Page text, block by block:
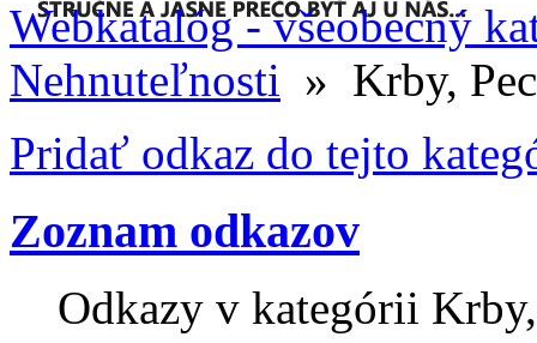
Webkatalóg - všeobecný
Nehnuteľnosti » Krby,
Pridať odkaz do tejto
Zoznam odkazov
Odkazy v kategórii